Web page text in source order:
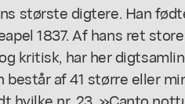
største digtere. Han
1837. Af hans ret store
kritisk, har her
af 41 større eller
hvilke nr. 23, »Canto